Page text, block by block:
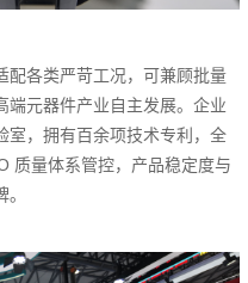
配各类严苛工况，可兼顾批量
端元器件产业自主发展。企业
室，拥有百余项技术专利，全
质量体系管控，产品稳定度与